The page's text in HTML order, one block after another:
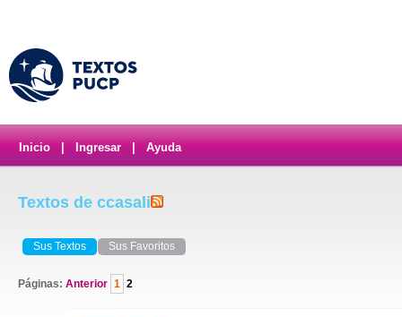
Inicio Ingresar Ayuda
Textos de ccasali
Sus Textos Sus Favoritos
Páginas: Anterior 1 2